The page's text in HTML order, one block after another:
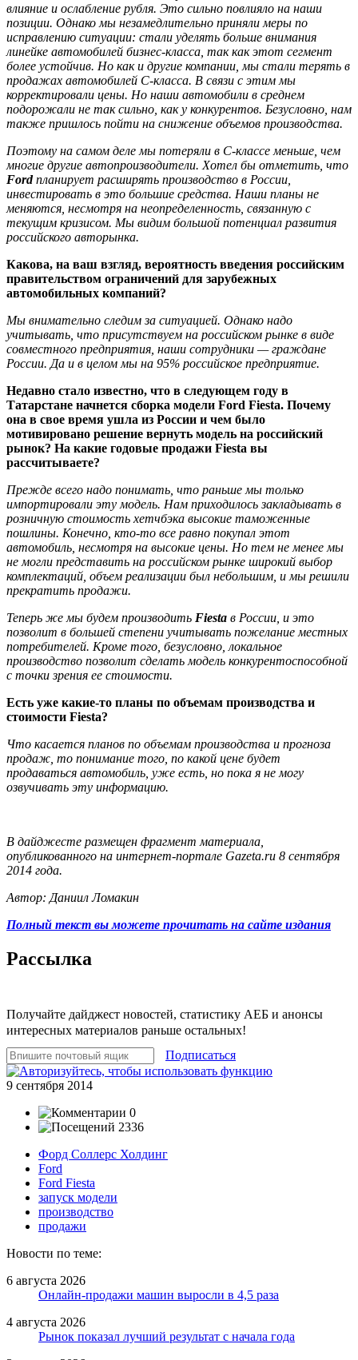
влияние и ослабление рубля. Это сильно повлияло на наши
позиции. Однако мы незамедлительно приняли меры по
исправлению ситуации: стали уделять больше внимания
линейке автомобилей бизнес-класса, так как этот сегмент
более устойчив. Но как и другие компании, мы стали терять в
продажах автомобилей С-класса. В связи с этим мы
корректировали цены. Но наши автомобили в среднем
подорожали не так сильно, как у конкурентов. Безусловно, нам
также пришлось пойти на снижение объемов производства.
Поэтому на самом деле мы потеряли в С-классе меньше, чем
многие другие автопроизводители. Хотел бы отметить, что
Fordпланирует расширять производство в России,
инвестировать в это большие средства. Наши планы не
меняются, несмотря на неопределенность, связанную с
текущим кризисом. Мы видим большой потенциал развития
российского авторынка.
Какова, на ваш взгляд, вероятность введения российским
правительством ограничений для зарубежных
автомобильных компаний?
Мы внимательно следим за ситуацией. Однако надо
учитывать, что присутствуем на российском рынке в виде
совместного предприятия, наши сотрудники — граждане
России. Да и в целом мы на 95% российское предприятие.
Недавно стало известно, что в следующем году в
Татарстане начнется сборка модели Ford Fiesta. Почему
она в свое время ушла из России и чем было
мотивировано решение вернуть модель на российский
рынок? На какие годовые продажи Fiesta вы
рассчитываете?
Прежде всего надо понимать, что раньше мы только
импортировали эту модель. Нам приходилось закладывать в
розничную стоимость хетчбэка высокие таможенные
пошлины. Конечно, кто-то все равно покупал этот
автомобиль, несмотря на высокие цены. Но тем не менее мы
не могли представить на российском рынке широкий выбор
комплектаций, объем реализации был небольшим, и мы решили
прекратить продажи.
Теперь же мы будем производить Fiesta в России, и это
позволит в большей степени учитывать пожелание местных
потребителей. Кроме того, безусловно, локальное
производство позволит сделать модель конкурентоспособной
с точки зрения ее стоимости.
Есть уже какие-то планы по объемам производства и
стоимости Fiesta?
Что касается планов по объемам производства и прогноза
продаж, то понимание того, по какой цене будет
продаваться автомобиль, уже есть, но пока я не могу
озвучивать эту информацию.
В дайджесте размещен фрагмент материала,
опубликованного на интернет-портале Gazeta.ru 8 сентября
2014 года.
Автор: Даниил Ломакин
Полный текст вы можете прочитать на сайте издания
Рассылка
Получайте дайджест новостей, статистику АЕБ и анонсы
интересных материалов раньше остальных!
Подписаться
9 сентября 2014
0
2336
Форд Соллерс Холдинг
Ford
Ford Fiesta
запуск модели
производство
продажи
Новости по теме:
6 августа 2026
Онлайн-продажи машин выросли в 4,5 раза
4 августа 2026
Рынок показал лучший результат с начала года